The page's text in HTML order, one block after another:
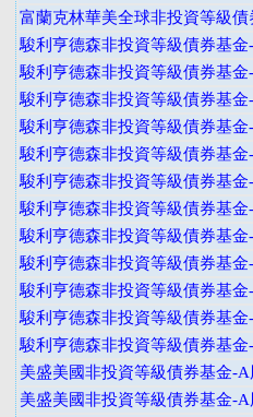
富蘭克林華美全球非投資等級
駿利亨德森非投資等級債券基
駿利亨德森非投資等級債券基
駿利亨德森非投資等級債券基
駿利亨德森非投資等級債券基
駿利亨德森非投資等級債券基金
駿利亨德森非投資等級債券基
駿利亨德森非投資等級債券基
駿利亨德森非投資等級債券基
駿利亨德森非投資等級債券基
駿利亨德森非投資等級債券基
駿利亨德森非投資等級債券基
駿利亨德森非投資等級債券基金
美盛美國非投資等級債券基金-
美盛美國非投資等級債券基金-